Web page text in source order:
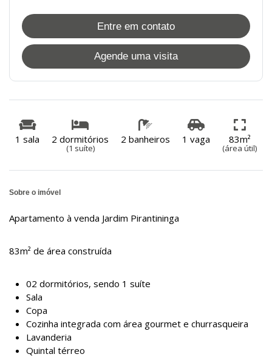
Entre em contato
Agende uma visita
1 sala 2 dormitórios
(1 suíte)
2 banheiros 1 vaga 83m²
(área útil)
Sobre o imóvel
Apartamento à venda Jardim Pirantininga
83m² de área construída
02 dormitórios, sendo 1 suíte
Sala
Copa
Cozinha integrada com área gourmet e churrasqueira
Lavanderia
Quintal térreo